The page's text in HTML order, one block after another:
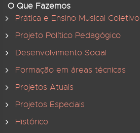
O Que Fazemos
Prática e Ensino Musical Coletivo
Projeto Político Pedagógico
Desenvolvimento Social
Formação em áreas técnicas
Projetos Atuais
Projetos Especiais
Histórico